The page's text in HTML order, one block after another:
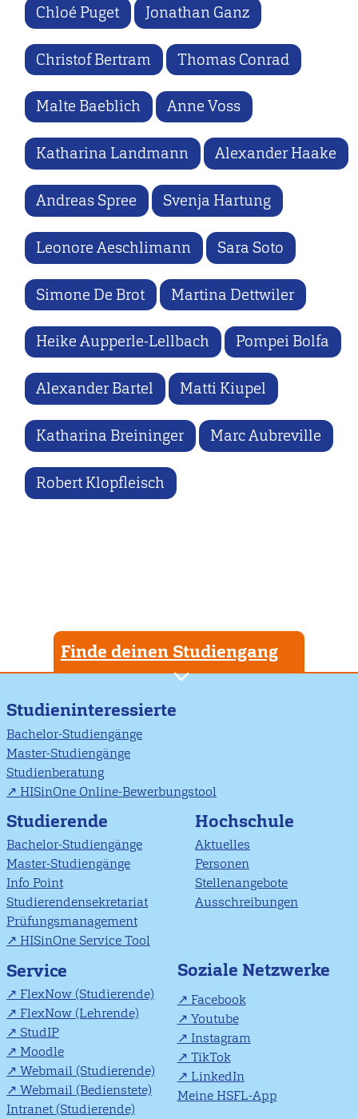
Chloé Puget Jonathan Ganz
Christof Bertram Thomas Conrad
Malte Baeblich Anne Voss
Katharina Landmann Alexander Haake
Andreas Spree Svenja Hartung
Leonore Aeschlimann Sara Soto
Simone De Brot Martina Dettwiler
Heike Aupperle-Lellbach Pompei Bolfa
Alexander Bartel Matti Kiupel
Katharina Breininger Marc Aubreville
Robert Klopfleisch
Finde deinen Studiengang
Studieninteressierte
Bachelor-Studiengänge
Master-Studiengänge
Studienberatung
HISinOne Online-Bewerbungstool
Studierende
Bachelor-Studiengänge
Master-Studiengänge
Info Point
Studierendensekretariat
Prüfungsmanagement
HISinOne Service Tool
Hochschule
Aktuelles
Personen
Stellenangebote
Ausschreibungen
Service
FlexNow (Studierende)
FlexNow (Lehrende)
StudIP
Moodle
Webmail (Studierende)
Webmail (Bedienstete)
Intranet (Studierende)
Soziale Netzwerke
Facebook
Youtube
Instagram
TikTok
LinkedIn
Meine HSFL-App